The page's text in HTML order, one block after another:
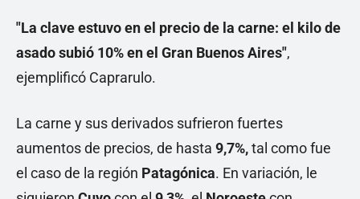
"La clave estuvo en el precio de la carne: el kilo de
asado subió 10% en el Gran Buenos Aires",
ejemplificó Caprarulo.
La carne y sus derivados sufrieron fuertes
aumentos de precios, de hasta 9,7%,tal como fue
el caso de la región Patagónica. En variación, le